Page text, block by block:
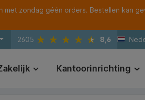
zondag géén orders. Bestellen kan
2605 8,6
Kantoorinrichting